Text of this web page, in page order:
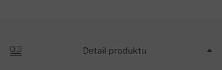
Detail produktu